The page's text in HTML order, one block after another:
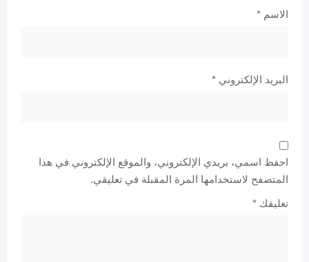
الاسم *
البريد الإلكتروني *
احفظ اسمي، بريدي الإلكتروني، والموقع الإلكتروني في هذا
المتصفح لاستخدامها المرة المقبلة في تعليقي.
تعليقك *